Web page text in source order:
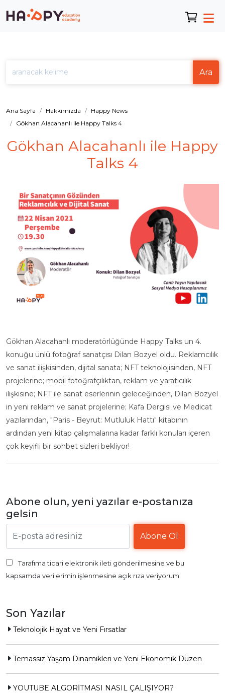
Ara
Ana Sayfa Hakkımızda
Happy News
Gökhan Alacahanlı ile Happy Talks 4
Gökhan Alacahanlı ile Happy
Talks 4
Gökhan Alacahanlı moderatörlüğünde Happy Talks un 4.
konuğu ünlü fotoğraf sanatçısı Dilan Bozyel oldu. Reklamcılık
ve sanat ilişkisinden, dijital sanata; NFT teknolojisinden, NFT
projelerine; mobil fotoğrafçılıktan, reklam ve yaratıcılık
ilişkisine; NFT ile sanat eserlerinin geleceğinden, Dilan Bozyel
in yeni reklam ve sanat projelerine; Kafa Dergisi ve Medicat
yazılarından, "Paris - Beyrut: Mutluluk Hattı" kitabının
ardından yeni kitap çalışmalarına kadar farklı konuları içeren
çok keyifli bir sohbet sizleri bekliyor!
Abone olun, yeni yazılar e-postanıza
gelsin
Tarafıma ticari elektronik ileti gönderilmesine ve bu
kapsamda verilerimin işlenmesine açık rıza veriyorum.
Son Yazılar
Teknolojik Hayat ve Yeni Fırsatlar
Temassız Yaşam Dinamikleri ve Yeni Ekonomik Düzen
YOUTUBE ALGORİTMASI NASIL ÇALIŞIYOR?